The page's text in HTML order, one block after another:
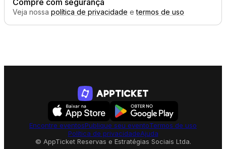
Compre com segurança
Veja nossa política de privacidade etermos de uso
© AppTicket Reservas e Estratégias Sociais Ltda.
Encontre eventosPublique seu eventoTermos de uso
Política de privacidadeAjuda